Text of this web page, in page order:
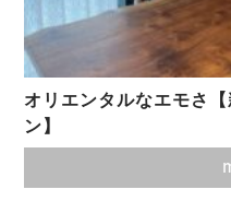
オリエンタルなエモさ
ン】